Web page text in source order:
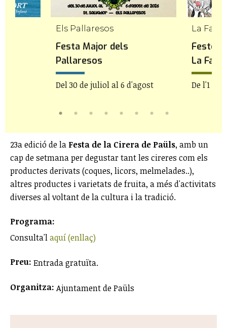
Els Pallaresos
Festa Major dels
Pallaresos
Del 30 de juliol al 6 d'agost
La
Festes
La
De l'1 al
23a edició de la Festa de la Cirera de Paüls, amb un
cap de setmana per degustar tant les cireres com els
productes derivats (coques, licors, melmelades..),
altres productes i varietats de fruita, a més d'activitats
diverses al voltant de la cultura i la tradició.
Programa:
Consulta'laquí (enllaç)
Preu: Entrada gratuïta.
Organitza: Ajuntament de Paüls